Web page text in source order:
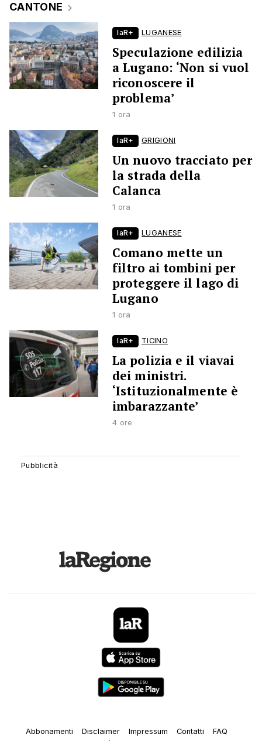
CANTONE
laR+ LUGANESE
Speculazione edilizia
a Lugano: ‘Non si vuol
riconoscere il
problema’
1 ora
laR+ GRIGIONI
Un nuovo tracciato per
la strada della
Calanca
1 ora
laR+ LUGANESE
Comano mette un
filtro ai tombini per
proteggere il lago di
Lugano
1 ora
laR+ TICINO
La polizia e il viavai
dei ministri.
‘Istituzionalmente è
imbarazzante’
4 ore
Abbonamenti Disclaimer Impressum Contatti
FAQ